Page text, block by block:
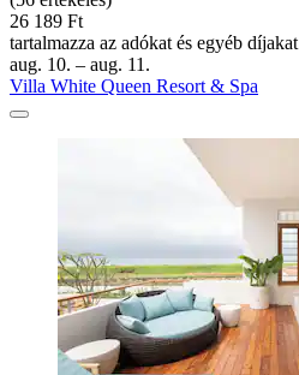
26 189 Ft
tartalmazza az adókat és egyéb díjakat
aug. 10. – aug. 11.
Villa White Queen Resort & Spa